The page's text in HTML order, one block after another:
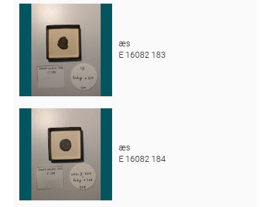
æs
E 16082 183
æs
E 16082 184